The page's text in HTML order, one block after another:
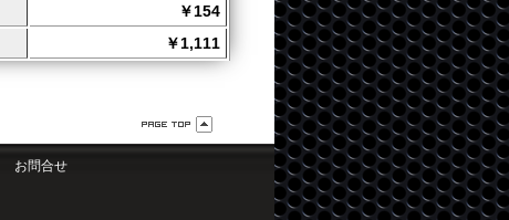
￥154
￥1,111
お問合せ